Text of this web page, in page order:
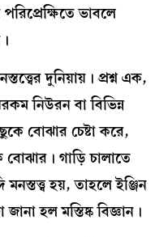
ভাবলে
দুনিয়ায়। প্রশ্ন এক,
নিউরন বা বিভিন্ন
বোঝার চেষ্টা করে,
বোঝার। গাড়ি চালাতে
মনস্তত্ত্ব হয়, তাহলে ইঞ্জিন
হল মস্তিষ্ক বিজ্ঞান।